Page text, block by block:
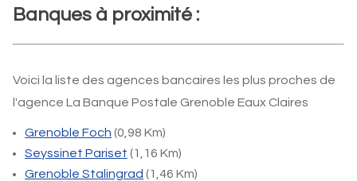
Banques à proximité :
Voici la liste des agences bancaires les plus proches de
l'agence La Banque Postale Grenoble Eaux Claires
Grenoble Foch (0,98 Km)
Seyssinet Pariset (1,16 Km)
Grenoble Stalingrad (1,46 Km)